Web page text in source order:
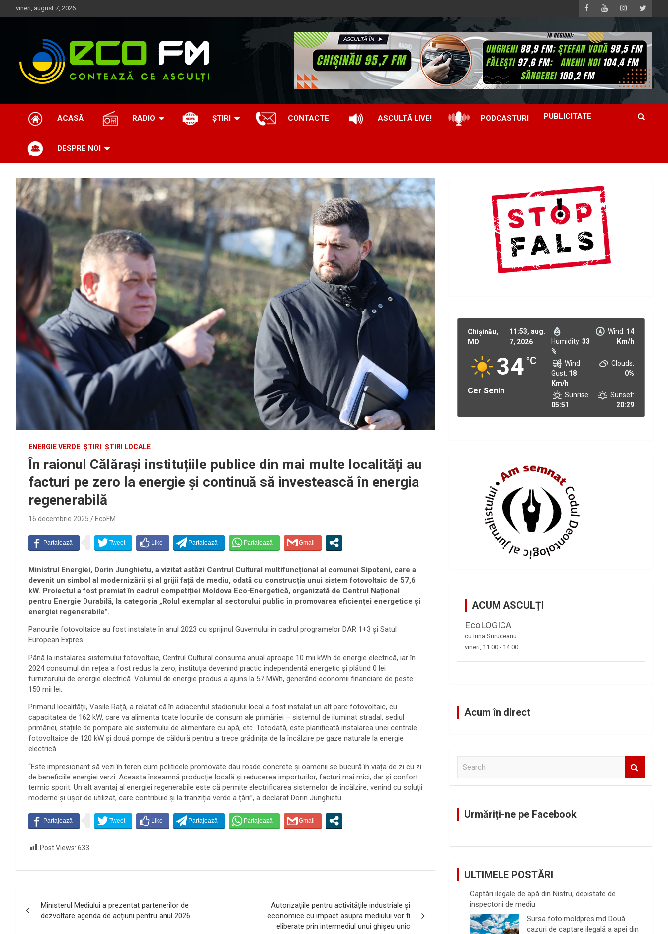
to
vineri, august 7, 2026
EcoFM
ACASĂ RADIO ȘTIRI CONTACTE ASCULTĂ LIVE! PODCASTURI PUBLICITATE
DESPRE NOI
ENERGIE VERDE ȘTIRI ȘTIRI LOCALE
În raionul Călărași instituțiile publice din mai multe localități au
facturi pe zero la energie și continuă să investească în energia
regenerabilă
16 decembrie 2025 EcoFM
Ministrul Energiei, Dorin Junghietu, a vizitat astăzi Centrul Cultural multifuncțional al comunei Sipoteni, care a
devenit un simbol al modernizării și al grijii față de mediu, odată cu construcția unui sistem fotovoltaic de 57,6
kW. Proiectul a fost premiat în cadrul competiției Moldova Eco-Energetică, organizată de Centrul Național
pentru Energie Durabilă, la categoria „Rolul exemplar al sectorului public în promovarea eficienței energetice și
energiei regenerabile”.
Panourile fotovoltaice au fost instalate în anul 2023 cu sprijinul Guvernului în cadrul programelor DAR 1+3 și Satul
European Expres.
Până la instalarea sistemului fotovoltaic, Centrul Cultural consuma anual aproape 10 mii kWh de energie electrică, iar în
2024 consumul din rețea a fost redus la zero, instituția devenind practic independentă energetic și plătind 0 lei
furnizorului de energie electrică. Volumul de energie produs a ajuns la 57 MWh, generând economii financiare de peste
150 mii lei.
Primarul localității, Vasile Rață, a relatat că în adiacentul stadionului local a fost instalat un alt parc fotovoltaic, cu
capacitatea de 162 kW, care va alimenta toate locurile de consum ale primăriei – sistemul de iluminat stradal, sediul
primăriei, stațiile de pompare ale sistemului de alimentare cu apă, etc. Totodată, este planificată instalarea unei centrale
fotovoltaice de 120 kW și două pompe de căldură pentru a trece grădinița de la încălzire pe gaze naturale la energie
electrică.
“Este impresionant să vezi în teren cum politicele promovate dau roade concrete și oamenii se bucură în viața de zi cu zi
de beneficiile energiei verzi. Aceasta înseamnă producție locală și reducerea importurilor, facturi mai mici, dar și confort
termic sporit. Un alt avantaj al energiei regenerabile este că permite electrificarea sistemelor de încălzire, venind cu soluții
moderne și ușor de utilizat, care contribuie și la tranziția verde a țării”, a declarat Dorin Junghietu.
Post Views: 633
în
Ministerul Mediului a prezentat partenerilor de
dezvoltare agenda de acțiuni pentru anul 2026
Autorizațiile pentru activitățile industriale și
economice cu impact asupra mediului vor fi
eliberate prin intermediul unui ghișeu unic
Chișinău,
MD
11:53, aug.
7, 2026
34 °C
Cer Senin
Humidity: 33
%
Wind: 14
Km/h
Wind
Gust: 18
Km/h
Clouds:
0%
Sunrise:
05:51
Sunset:
20:29
ACUM ASCULȚI
EcoLOGICA
cu Irina Suruceanu
vineri, 11:00 - 14:00
Acum în direct
Urmăriți-ne pe Facebook
ULTIMELE POSTĂRI
Captări ilegale de apă din Nistru, depistate de
inspectorii de mediu
Sursa foto:moldpres.md Două
cazuri de captare ilegală a apei din